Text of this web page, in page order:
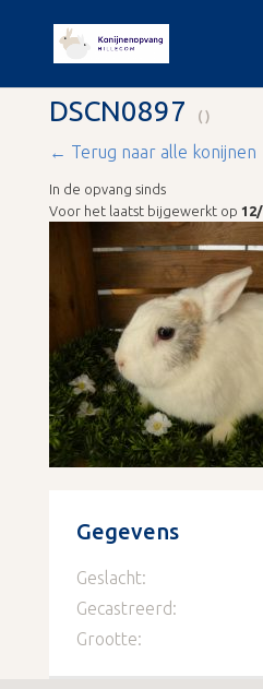
DSCN0897 ()
← Terug naar alle konijnen
In de opvang sinds
Voor het laatst bijgewerkt op
Gegevens
Geslacht:
Gecastreerd:
Grootte: